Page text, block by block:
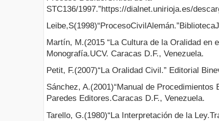
STC136/1997.”https://dialnet.unirioja.es/
Martín, M.(2015 “La Cultura de la Oralidad en
Monografía.UCV. Caracas D.F., Venezuela.
Petit, F.(2007)“La Oralidad Civil.” Editorial
Sánchez, A.(2001)“Manual de Procedimientos
Paredes Editores.Caracas D.F., Venezuela.
Tarello, G.(1980)“La Interpretación de la